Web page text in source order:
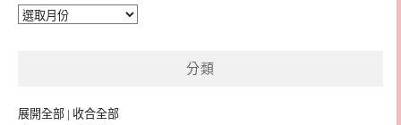
彙
分類
展開全部 | 收合全部